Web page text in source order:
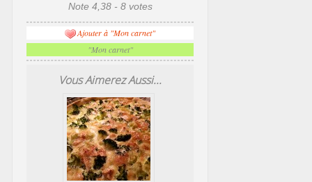
Note 4,38 - 8 votes
Ajouter à "Mon carnet"
"Mon carnet"
Vous Aimerez Aussi...